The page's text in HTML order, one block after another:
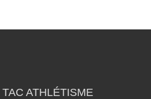
TAC ATHLÉTISME